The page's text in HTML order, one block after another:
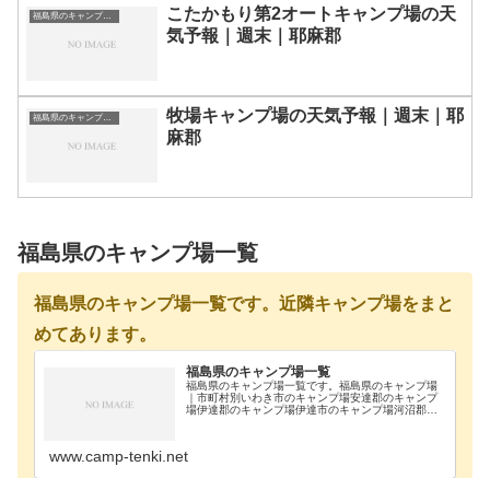
福島県のキャンプ場一覧
こたかもり第2オートキャンプ場の天
気予報｜週末｜耶麻郡
福島県のキャンプ場一覧
牧場キャンプ場の天気予報｜週末｜耶
麻郡
福島県のキャンプ場一覧
福島県のキャンプ場一覧です。近隣キャンプ場をまと
めてあります。
福島県のキャンプ場一覧
福島県のキャンプ場一覧です。福島県のキャンプ場
｜市町村別いわき市のキャンプ場安達郡のキャンプ
場伊達郡のキャンプ場伊達市のキャンプ場河沼郡の
www.camp-tenki.net